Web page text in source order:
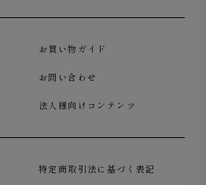
お買い物ガイド
お問い合わせ
法人様向けコンテンツ
特定商取引法に基づく表記